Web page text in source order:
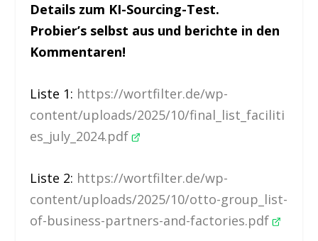
Details zum KI-Sourcing-Test.
Probier’s selbst aus und berichte in den
Kommentaren!
Liste 1: https://wortfilter.de/wp-
content/uploads/2025/10/final_list_faciliti
es_july_2024.pdf
Liste 2: https://wortfilter.de/wp-
content/uploads/2025/10/otto-group_list-
of-business-partners-and-factories.pdf